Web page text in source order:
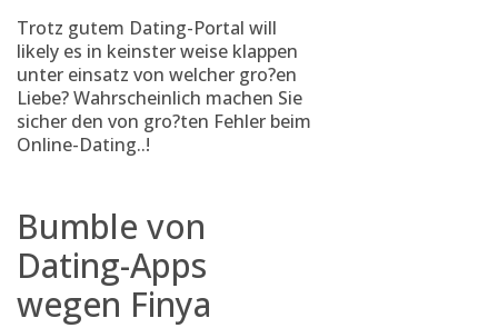
Trotz gutem Dating-Portal will
likely es in keinster weise klappen
unter einsatz von welcher gro?en
Liebe? Wahrscheinlich machen Sie
sicher den von gro?ten Fehler beim
Online-Dating..!
Bumble von
Dating-Apps
wegen Finya